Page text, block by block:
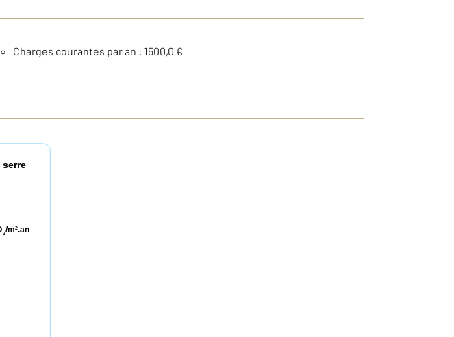
Charges courantes par an : 1500,0 €
serre
2/m2.an